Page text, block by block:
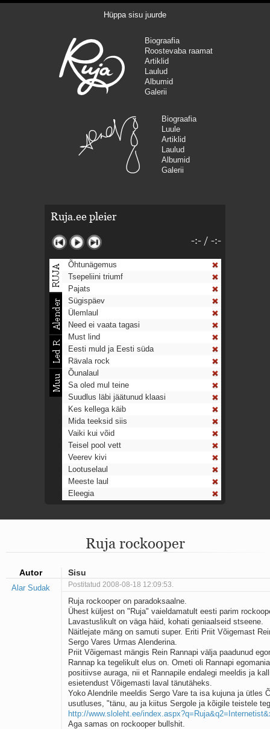
Hüppa sisu juurde
Biograafia
Roostevaba raamat
Artiklid
Laulud
Albumid
Galerii
Biograafia
Luule
Artiklid
Laulud
Albumid
Galerii
Ruja.ee pleier
-:- / -:-
Õhtunägemus
Tsepeliini triumf
Pajats
Sügispäev
Ülemlaul
Need ei vaata tagasi
Must lind
Eesti muld ja Eesti süda
Rävala rock
Õunalaul
Sa oled mul teine
Suudlus läbi jäätunud klaasi
Kes kellega käib
Mida teeksid siis
Vaiki kui võid
Teisel pool vett
Veerev kivi
Lootuselaul
Meeste laul
Eleegia
Ahtumine
Mu isamaa on minu arm
Ma mustas öös näen...
Aeg
Oota mind
Ih-ih-hii ja ah-ah-haa
Päikeselapsed
Laul võimalusest
Luigelaul
Nii vaikseks kõik on jäänud
Mis saab sellest loomusevalust
Ei mullast
Avanemine
Üleminek
Laul teost
Põhi, lõuna, ida, lääs
Ruja rockooper
Autor Sisu
Alar Sudak Postitatud 2008-08-18 12:09:53.
Ruja rockooper on paradoksaalne.
Ühest küljest on "Ruja" vaieldamatult eesti parim
Lavastuslikult on väga häid, kohati geniaalseid stseene.
Näitlejate mäng on samuti super. Eriti Priit Võigemast
Sergo Vares Urmas Alenderina.
Priit Võigemast mängis Rein Rannapi välja paadunud
Rannap ka tegelikult elus on. Ometi oli Rannapi
positiivse auraga, nii et Rannapile endalegi meeldis ja
esietendust Võigemasti laval tänutäheks.
Yoko Alendrile meeldis Sergo Vare ta isa kujuna ja ütles
usutluses, "tänu, au ja kiitus Sergole ja kõigile teistele
http://www.sloleht.ee/
Aga samas on rockooper bullshit.